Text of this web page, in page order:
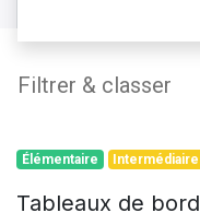
Filtrer & classer
Élémentaire Intermédiaire
Tableaux de bord